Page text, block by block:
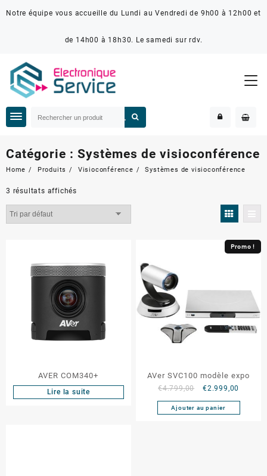
Notre équipe vous accueille du Lundi au Vendredi de 9h00 à 12h00 et
de 14h00 à 18h30. Le samedi sur rdv.
Catégorie : Systèmes de visioconférence
Home Produits Visioconférence Systèmes de visioconférence
3 résultats affichés
AVER COM340+
Lire la suite
Promo !
AVer SVC100 modèle expo
€4.799,00 €2.999,00
Ajouter au panier